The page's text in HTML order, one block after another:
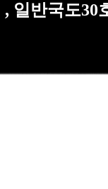
일반국도30